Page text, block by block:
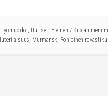
Työmuodot Uutiset Yleinen / Kuolan
luterilaisuus Murmansk Pohjoinen